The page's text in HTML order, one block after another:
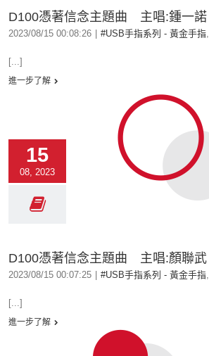
D100憑著信念主題曲 主唱:鍾一諾
2023/08/15 00:08:26 #USB手指系列 - 黃金手指,
[...]
進一步了解
15
08, 2023
D100憑著信念主題曲 主唱:顏聯武
2023/08/15 00:07:25 #USB手指系列 - 黃金手指,
[...]
進一步了解